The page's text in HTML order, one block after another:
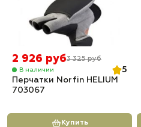
2 926 руб3 325 руб
В наличии
5
Перчатки Norfin HELIUM
703067
Купить